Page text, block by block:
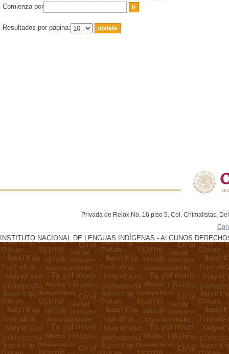
Comienza por
Resultados por página:
Privada de Relox No. 16 piso 5, Col. Chimalistac,
INSTITUTO NACIONAL DE LENGUAS INDÍGENAS - ALGUNOS